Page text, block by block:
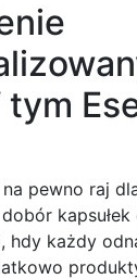
tym
pewno raj
hdy każdy